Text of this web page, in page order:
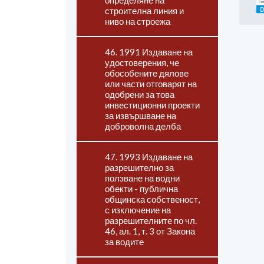
строителна линия и
ниво на строежа
46. 1991 Издаване на
удостоверения, че
обособените дялове
или части отговарят на
одобрени за това
инвестиционни проекти
за извършване на
доброволна делба
47. 1993 Издаване на
разрешително за
ползване на водни
обекти - публична
общинска собственост,
с изключение на
разрешителните по чл.
46, ал. 1, т. 3 от Закона
за водите